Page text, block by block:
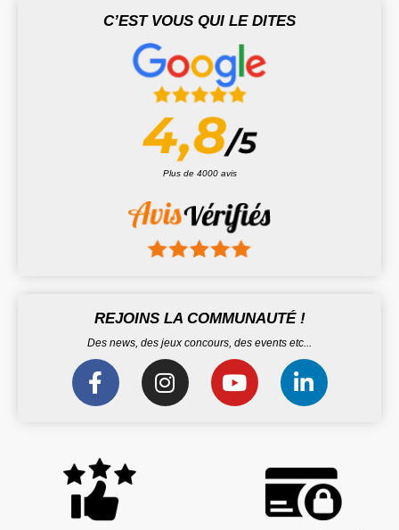
C’EST VOUS QUI LE DITES
Plus de 4000 avis
REJOINS LA COMMUNAUTÉ !
Des news, des jeux concours, des events etc...